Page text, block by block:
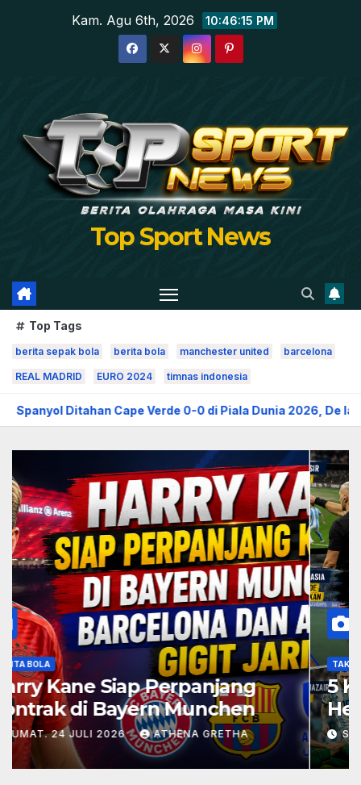
Kam. Agu 6th, 2026 10:46:17 PM
Top Sport News
Top Tags
berita sepak bola berita bola manchester united barcelona
REAL MADRID EURO 2024 timnas indonesia
Verde 0-0 di Piala Dunia 2026, De la Fuente Soroti
BERITA BOLA
Harry Kane Siap Perpanjang
Kontrak di Bayern Munchen
JUMAT. 24 JULI 2026 ATHENA GRETHA